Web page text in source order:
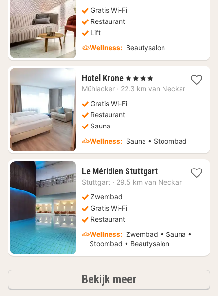
Gratis Wi-Fi
Restaurant
Lift
Wellness: Beautysalon
Hotel Krone1
nacht
€
80,78
, 4 Sterren
Mühlacker · 22.3 km van Neckar
Gratis Wi-Fi
Restaurant
Sauna
Wellness: Sauna • Stoombad
Le Méridien Stuttgart1
nacht
Stuttgart · 29.5 km van Neckar
Zwembad
Gratis Wi-Fi
Restaurant
Wellness: Zwembad • Sauna •
Stoombad • Beautysalon
Bekijk meerhotels